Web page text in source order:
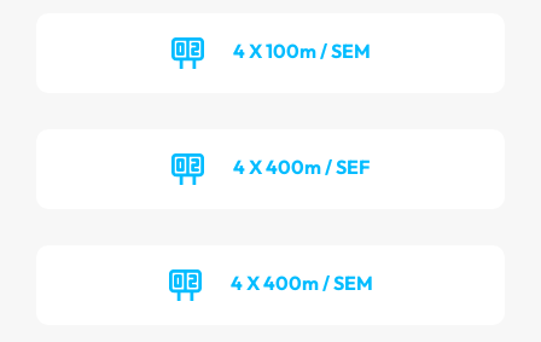
4 X 100m / SEM
4 X 400m / SEF
4 X 400m / SEM